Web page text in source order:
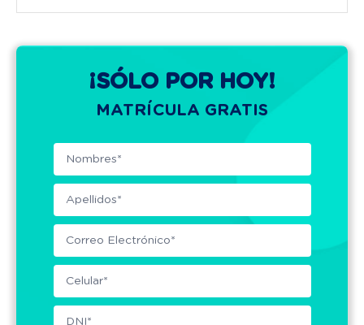
¡SÓLO POR HOY!
MATRÍCULA GRATIS